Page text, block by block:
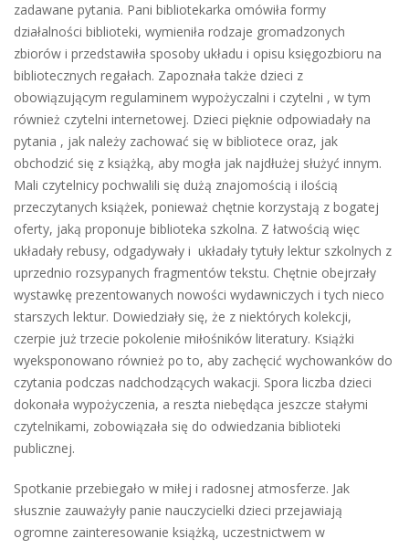
zadawane pytania. Pani bibliotekarka omówiła formy
działalności biblioteki, wymieniła rodzaje gromadzonych
zbiorów i przedstawiła sposoby układu i opisu księgozbioru na
bibliotecznych regałach. Zapoznała także dzieci z
obowiązującym regulaminem wypożyczalni i czytelni , w tym
również czytelni internetowej. Dzieci pięknie odpowiadały na
pytania , jak należy zachować się w bibliotece oraz, jak
obchodzić się z książką, aby mogła jak najdłużej służyć innym.
Mali czytelnicy pochwalili się dużą znajomością i ilością
przeczytanych książek, ponieważ chętnie korzystają z bogatej
oferty, jaką proponuje biblioteka szkolna. Z łatwością więc
układały rebusy, odgadywały i układały tytuły lektur szkolnych z
uprzednio rozsypanych fragmentów tekstu. Chętnie obejrzały
wystawkę prezentowanych nowości wydawniczych i tych nieco
starszych lektur. Dowiedziały się, że z niektórych kolekcji,
czerpie już trzecie pokolenie miłośników literatury. Książki
wyeksponowano również po to, aby zachęcić wychowanków do
czytania podczas nadchodzących wakacji. Spora liczba dzieci
dokonała wypożyczenia, a reszta niebędąca jeszcze stałymi
czytelnikami, zobowiązała się do odwiedzania biblioteki
publicznej.
Spotkanie przebiegało w miłej i radosnej atmosferze. Jak
słusznie zauważyły panie nauczycielki dzieci przejawiają
ogromne zainteresowanie książką, uczestnictwem w